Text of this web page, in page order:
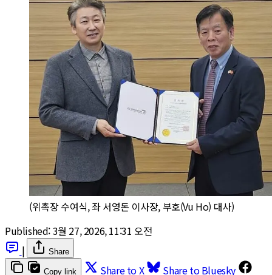
(위촉장 수여식, 좌 서영돈 이사장, 부호(Vu Ho) 대사)
Published:3월 27, 2026, 11:31 오전
|
Share
Copy link Share to X
Share to Bluesky